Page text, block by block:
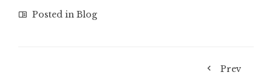
Posted in Blog
Prev